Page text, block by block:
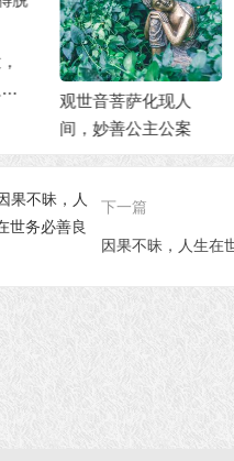
谤佛的善星比丘堕地
狱公案
下一篇
因果不昧，人生在